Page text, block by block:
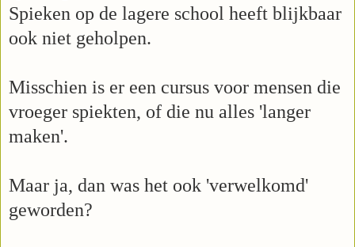
Spieken op de lagere school heeft blijkbaar
ook niet geholpen.
Misschien is er een cursus voor mensen die
vroeger spiekten, of die nu alles 'langer
maken'.
Maar ja, dan was het ook 'verwelkomd'
geworden?